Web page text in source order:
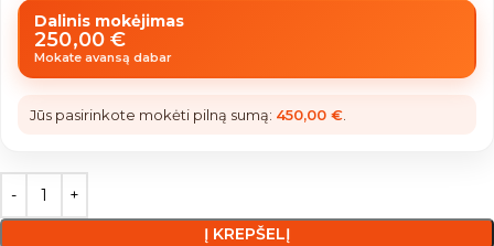
Dalinis mokėjimas
250,00€
Mokate avansą dabar
Jūs pasirinkote mokėti pilną sumą: 450,00 €
Į KREPŠELĮ